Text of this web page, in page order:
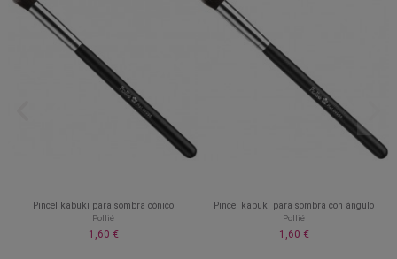
Pincel kabuki para sombra cónico
Pollié
1,60 €
Pincel kabuki para sombra con ángulo
Pollié
1,60 €